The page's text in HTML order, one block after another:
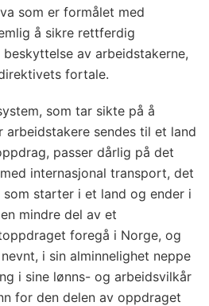
som er formålet med
å sikre rettferdig
av arbeidstakerne,
fortale.
som tar sikte på å
arbeidstakere sendes til et land
passer dårlig på det
internasjonal transport, det
starter i et land og ender i
mindre del av et
foregå i Norge, og
i sin alminnelighet neppe
i sine lønns- og arbeidsvilkår
for den delen av oppdraget